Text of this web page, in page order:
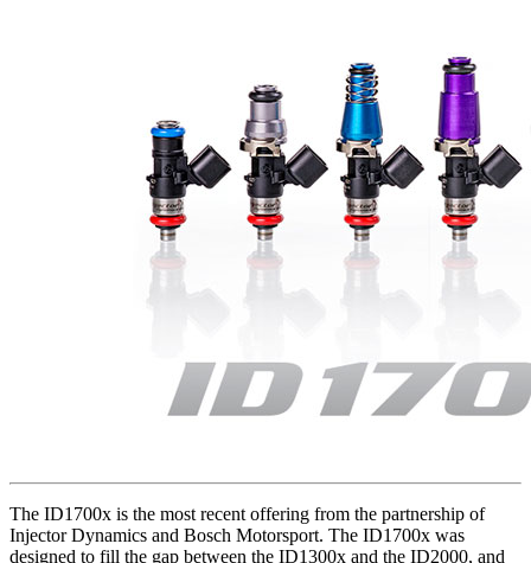
The ID1700x is the most recent offering from the partnership of
Injector Dynamics and Bosch Motorsport. The ID1700x was
designed to fill the gap between the ID1300x and the ID2000, and